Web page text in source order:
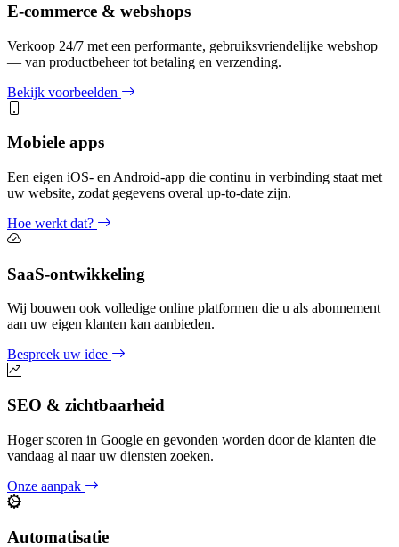
E-commerce & webshops
Verkoop 24/7 met een performante, gebruiksvriendelijke webshop
— van productbeheer tot betaling en verzending.
Bekijk voorbeelden
Mobiele apps
Een eigen iOS- en Android-app die continu in verbinding staat met
uw website, zodat gegevens overal up-to-date zijn.
Hoe werkt dat?
SaaS-ontwikkeling
Wij bouwen ook volledige online platformen die u als abonnement
aan uw eigen klanten kan aanbieden.
Bespreek uw idee
SEO & zichtbaarheid
Hoger scoren in Google en gevonden worden door de klanten die
vandaag al naar uw diensten zoeken.
Onze aanpak
Automatisatie